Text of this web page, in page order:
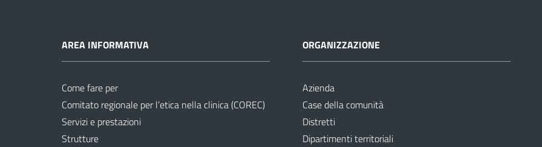
AREA INFORMATIVA
Come fare per
Comitato regionale per l’etica nella clinica (COREC)
Servizi e prestazioni
Strutture
ORGANIZZAZIONE
Azienda
Case della comunità
Distretti
Dipartimenti territoriali